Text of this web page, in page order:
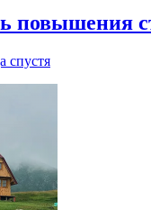
повышения
спустя